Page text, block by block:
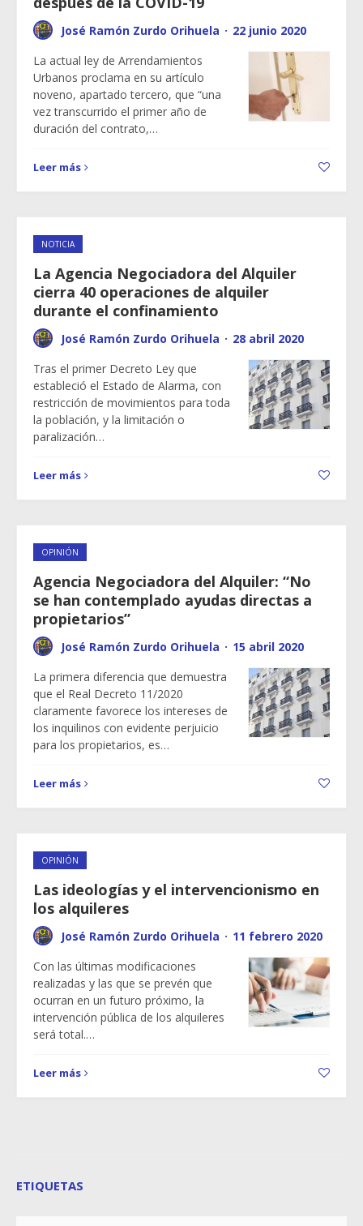
José Ramón Zurdo Orihuela · 22 junio 2020
La actual ley de Arrendamientos
Urbanos proclama en su artículo
noveno, apartado tercero, que “una
vez transcurrido el primer año de
duración del contrato,…
Leer más
NOTICIA
La Agencia Negociadora del Alquiler
cierra 40 operaciones de alquiler
durante el confinamiento
José Ramón Zurdo Orihuela · 28 abril 2020
Tras el primer Decreto Ley que
estableció el Estado de Alarma, con
restricción de movimientos para toda
la población, y la limitación o
paralización…
Leer más
OPINIÓN
Agencia Negociadora del Alquiler: “No
se han contemplado ayudas directas a
propietarios”
José Ramón Zurdo Orihuela · 15 abril 2020
La primera diferencia que demuestra
que el Real Decreto 11/2020
claramente favorece los intereses de
los inquilinos con evidente perjuicio
para los propietarios, es…
Leer más
OPINIÓN
Las ideologías y el intervencionismo en
los alquileres
José Ramón Zurdo Orihuela · 11 febrero 2020
Con las últimas modificaciones
realizadas y las que se prevén que
ocurran en un futuro próximo, la
intervención pública de los alquileres
será total.…
Leer más
ETIQUETAS